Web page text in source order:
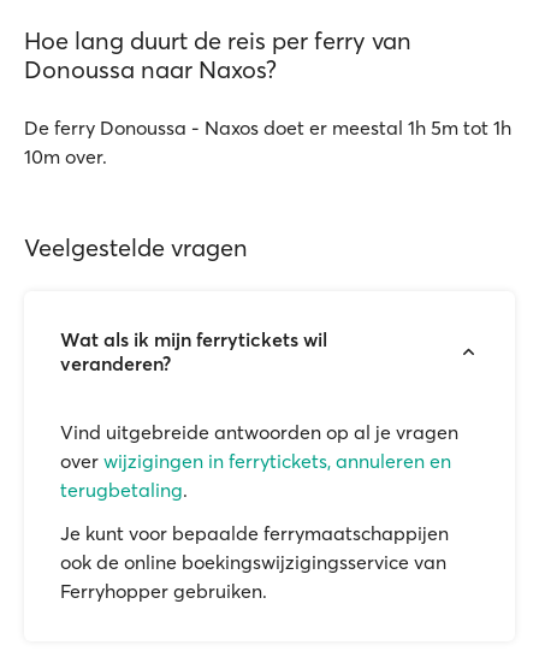
Hoe lang duurt de reis per ferry van
Donoussa naar Naxos?
De ferry Donoussa - Naxos doet er meestal 1h 5m tot 1h
10m over.
Veelgestelde vragen
Wat als ik mijn ferrytickets wil
veranderen?
Vind uitgebreide antwoorden op al je vragen
over wijzigingen in ferrytickets, annuleren en
terugbetaling.
Je kunt voor bepaalde ferrymaatschappijen
ook de online boekingswijzigingsservice van
Ferryhopper gebruiken.